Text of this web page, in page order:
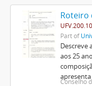
Part of
Descreve
aos 25
Conselho